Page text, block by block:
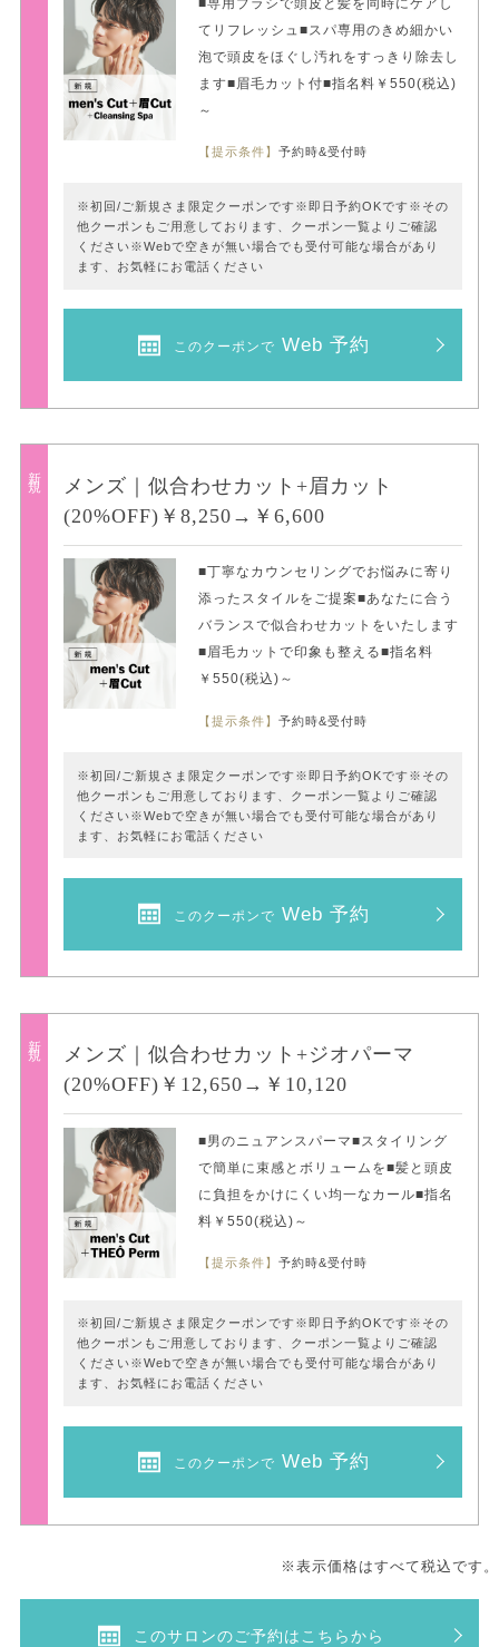
■専用ブラシで頭皮と髪を同時にケアし
てリフレッシュ■スパ専用のきめ細かい
泡で頭皮をほぐし汚れをすっきり除去し
ます■眉毛カット付■指名料￥550(税込)
～
【提示条件】予約時&受付時
※初回/ご新規さま限定クーポンです※即日予約OKです※その
他クーポンもご用意しております、クーポン一覧よりご確認
ください※Webで空きが無い場合でも受付可能な場合があり
ます、お気軽にお電話ください
このクーポンで Web 予約
新規
メンズ｜似合わせカット+眉カット
(20%OFF)￥8,250→￥6,600
■丁寧なカウンセリングでお悩みに寄り
添ったスタイルをご提案■あなたに合う
バランスで似合わせカットをいたします
■眉毛カットで印象も整える■指名料
￥550(税込)～
【提示条件】予約時&受付時
※初回/ご新規さま限定クーポンです※即日予約OKです※その
他クーポンもご用意しております、クーポン一覧よりご確認
ください※Webで空きが無い場合でも受付可能な場合があり
ます、お気軽にお電話ください
このクーポンで Web 予約
新規
メンズ｜似合わせカット+ジオパーマ
(20%OFF)￥12,650→￥10,120
■男のニュアンスパーマ■スタイリング
で簡単に束感とボリュームを■髪と頭皮
に負担をかけにくい均一なカール■指名
料￥550(税込)～
【提示条件】予約時&受付時
※初回/ご新規さま限定クーポンです※即日予約OKです※その
他クーポンもご用意しております、クーポン一覧よりご確認
ください※Webで空きが無い場合でも受付可能な場合があり
ます、お気軽にお電話ください
このクーポンで Web 予約
※表示価格はすべて税込です。
このサロンのご予約はこちらから